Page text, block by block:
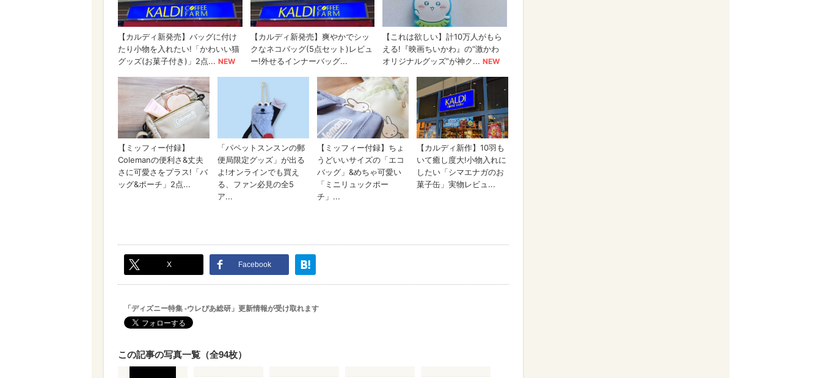
X Facebook
「ディズニー特集 -ウレぴあ総研」更新情報が受け取れます
この記事の写真一覧（全94枚）